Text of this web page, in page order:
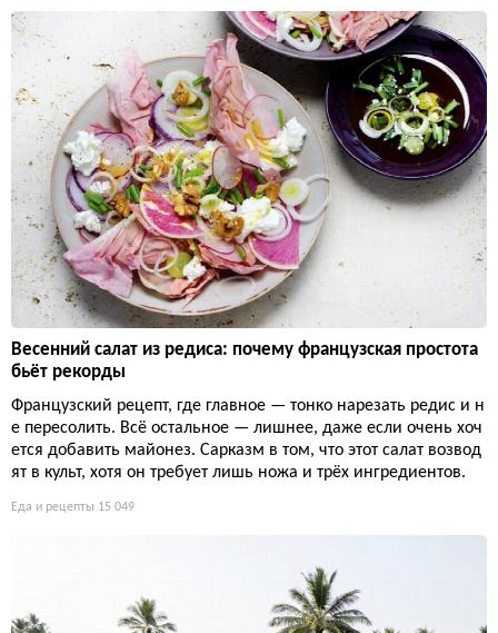
Весенний салат из редиса: почему французская простота
бьёт рекорды
Французский рецепт, где главное — тонко нарезать редис и н
е пересолить. Всё остальное — лишнее, даже если очень хоч
ется добавить майонез. Сарказм в том, что этот салат возвод
ят в культ, хотя он требует лишь ножа и трёх ингредиентов.
Еда и рецепты 15 049